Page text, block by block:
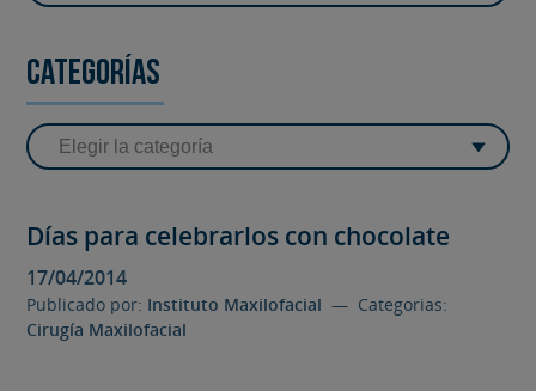
Categorías
Días para celebrarlos con chocolate
17/04/2014
Publicado por: Instituto Maxilofacial — Categorias:
Cirugía Maxilofacial